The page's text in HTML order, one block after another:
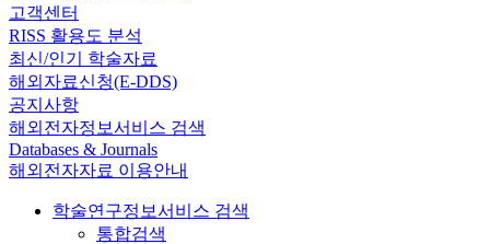
고객센터
RISS 활용도 분석
최신/인기 학술자료
해외자료신청(E-DDS)
공지사항
해외전자정보서비스 검색
Databases & Journals
해외전자자료 이용안내
학술연구정보서비스 검색
통합검색